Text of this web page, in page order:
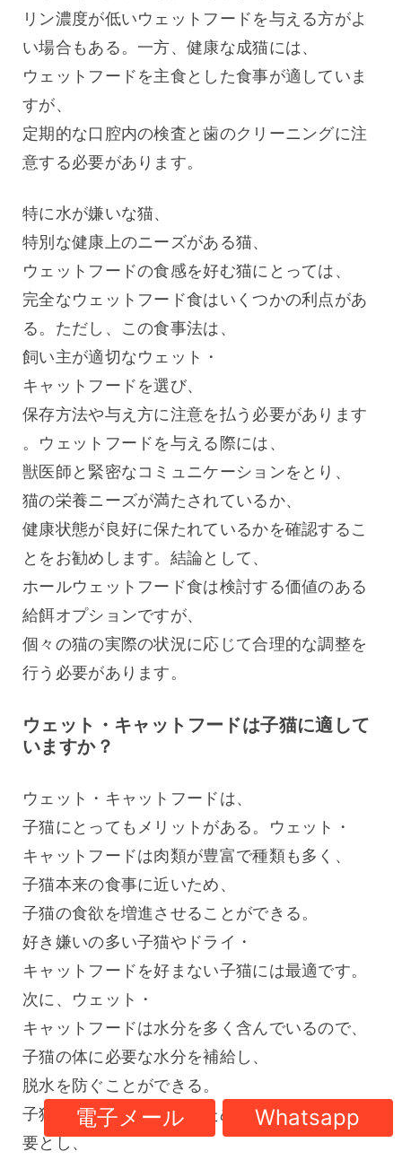
リン濃度が低いウェットフードを与える方がよ
い場合もある。一方、健康な成猫には、
ウェットフードを主食とした食事が適していま
すが、
定期的な口腔内の検査と歯のクリーニングに注
意する必要があります。
特に水が嫌いな猫、
特別な健康上のニーズがある猫、
ウェットフードの食感を好む猫にとっては、
完全なウェットフード食はいくつかの利点があ
る。ただし、この食事法は、
飼い主が適切なウェット・
キャットフードを選び、
保存方法や与え方に注意を払う必要があります
。ウェットフードを与える際には、
獣医師と緊密なコミュニケーションをとり、
猫の栄養ニーズが満たされているか、
健康状態が良好に保たれているかを確認するこ
とをお勧めします。結論として、
ホールウェットフード食は検討する価値のある
給餌オプションですが、
個々の猫の実際の状況に応じて合理的な調整を
行う必要があります。
ウェット・キャットフードは子猫に適して
いますか？
ウェット・キャットフードは、
子猫にとってもメリットがある。ウェット・
キャットフードは肉類が豊富で種類も多く、
子猫本来の食事に近いため、
子猫の食欲を増進させることができる。
好き嫌いの多い子猫やドライ・
キャットフードを好まない子猫には最適です。
次に、ウェット・
キャットフードは水分を多く含んでいるので、
子猫の体に必要な水分を補給し、
脱水を防ぐことができる。
子猫は身体的に成長するために多くの水分を必
要とし、
電子メール Whatsapp